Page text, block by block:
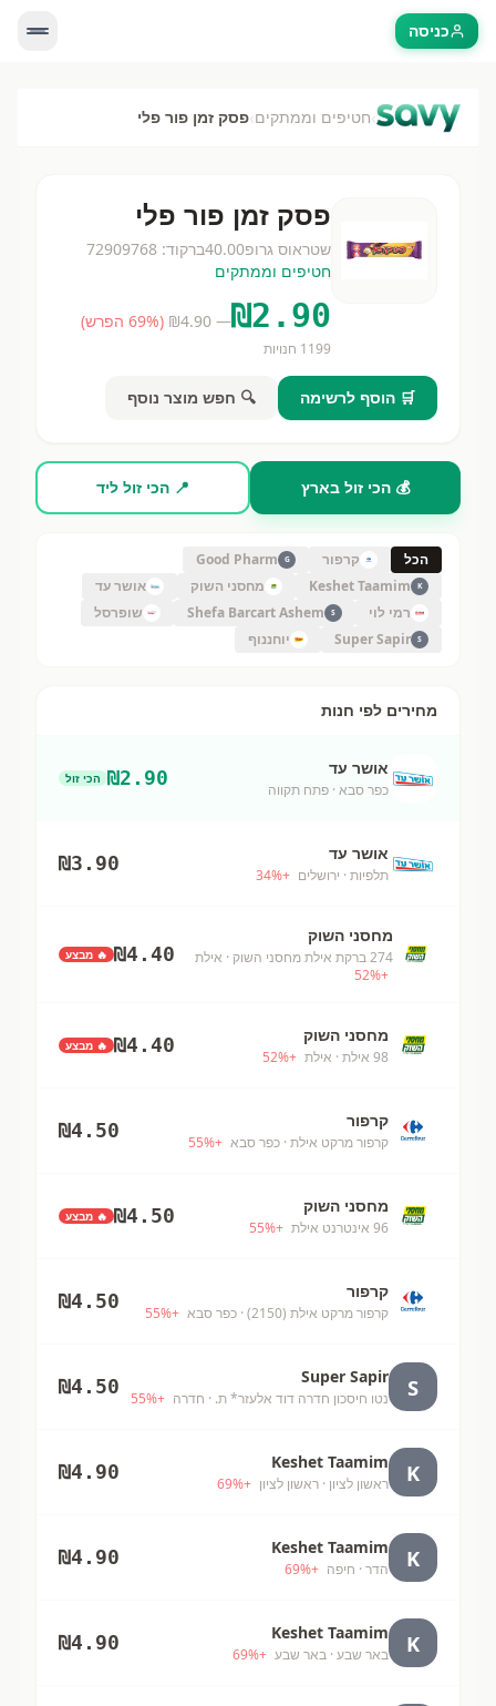
כניסה
›חטיפים וממתקים›פסק זמן פור פלי
פסק זמן פור פלי
שטראוס גרופ40.00ברקוד: 72909768
חטיפים וממתקים
₪2.90
— ₪
4.90
(
69% הפרש)
1199 חנויות
🛒 הוסף לרשימה 🔍 חפש מוצר נוסף
💰 הכי זול בארץ 📍 הכי זול ליד
הכל קרפור G
Good Pharm
K
Keshet Taamim מחסני השוק
אושר עד
רמי לוי
S
Shefa Barcart Ashem שופרסל
S
Super Sapir יוחננוף
מחירים לפי חנות
אושר עד
כפר סבא · פתח תקווה
₪2.90 הכי זול
אושר עד
תלפיות · ירושלים +
34%
₪3.90
מחסני השוק
274 ברקת אילת מחסני השוק
· אילת
+
52%
₪4.40 🔥 מבצע
מחסני השוק
98 אילת · אילת +
52%
₪4.40 🔥 מבצע
קרפור
קרפור מרקט אילת · כפר סבא +
55%
₪4.50
מחסני השוק
96 אינטרנט אילת +
55%
₪4.50 🔥 מבצע
קרפור
קרפור מרקט אילת (2150) · כפר סבא +
55%
₪4.50
S
Super Sapir
נטו חיסכון חדרה דוד אלעזר* ת. · חדרה +
55%
₪4.50
K
Keshet Taamim
ראשון לציון · ראשון לציון +
69%
₪4.90
K
Keshet Taamim
הדר · חיפה +
69%
₪4.90
K
Keshet Taamim
באר שבע · באר שבע +
69%
₪4.90